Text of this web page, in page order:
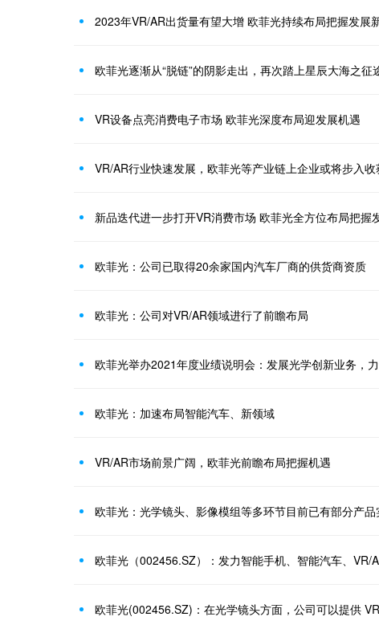
2023年VR/AR出货量有望大增 欧菲光持续布局把握发展
欧菲光逐渐从“脱链”的阴影走出，再次踏上星辰大海之征
VR设备点亮消费电子市场 欧菲光深度布局迎发展机遇
VR/AR行业快速发展，欧菲光等产业链上企业或将步入收
新品迭代进一步打开VR消费市场 欧菲光全方位布局把握
欧菲光：公司已取得20余家国内汽车厂商的供货商资质
欧菲光：公司对VR/AR领域进行了前瞻布局
欧菲光举办2021年度业绩说明会：发展光学创新业务，
欧菲光：加速布局智能汽车、新领域
VR/AR市场前景广阔，欧菲光前瞻布局把握机遇
欧菲光：光学镜头、影像模组等多环节目前已有部分产
欧菲光（002456.SZ）：发力智能手机、智能汽车、VR/